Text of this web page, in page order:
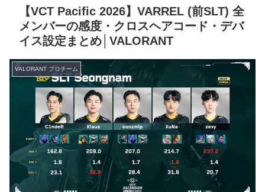
【VCT Pacific 2026】VARREL (前SLT) 全
メンバーの感度・クロスヘアコード・デバ
イス設定まとめ│VALORANT
VALORANT プロチーム